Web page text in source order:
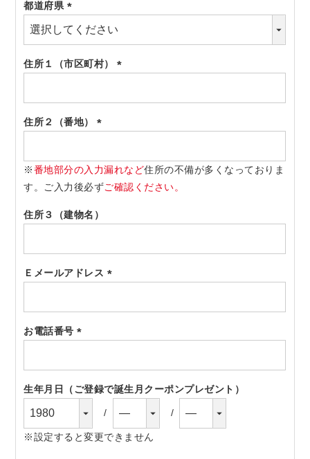
都道府県
(必
須)
住所１（市区町村）
須)
住所２（番地）
須)
※番地部分の入力漏れなど住所の不備が多くなっておりま
す。ご入力後必ずご確認ください。
住所３（建物名）
Ｅメールアドレス
須)
お電話番号
須)
生年月日（ご登録で誕生月クーポンプレゼント）
※設定すると変更できません